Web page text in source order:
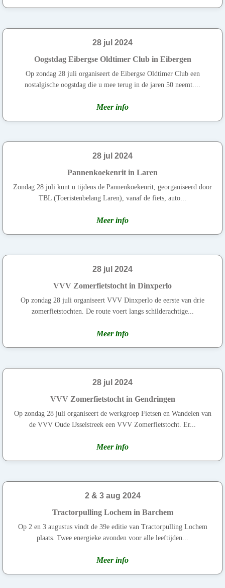
28 jul 2024
Oogstdag Eibergse Oldtimer Club in Eibergen
Op zondag 28 juli organiseert de Eibergse Oldtimer Club een
nostalgische oogstdag die u mee terug in de jaren 50 neemt....
Meer info
28 jul 2024
Pannenkoekenrit in Laren
Zondag 28 juli kunt u tijdens de Pannenkoekenrit, georganiseerd door
TBL (Toeristenbelang Laren), vanaf de fiets, auto...
Meer info
28 jul 2024
VVV Zomerfietstocht in Dinxperlo
Op zondag 28 juli organiseert VVV Dinxperlo de eerste van drie
zomerfietstochten. De route voert langs schilderachtige...
Meer info
28 jul 2024
VVV Zomerfietstocht in Gendringen
Op zondag 28 juli organiseert de werkgroep Fietsen en Wandelen van
de VVV Oude IJsselstreek een VVV Zomerfietstocht. Er...
Meer info
2 & 3 aug 2024
Tractorpulling Lochem in Barchem
Op 2 en 3 augustus vindt de 39e editie van Tractorpulling Lochem
plaats. Twee energieke avonden voor alle leeftijden...
Meer info